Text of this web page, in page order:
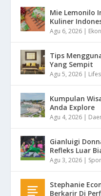
Mie Lemonilo
Kuliner
Agu 6, 2026 |
Tips
Yang Sempit
Agu 5, 2026 |
Kumpulan
Anda Explore
Agu 4, 2026 |
Gianluigi
Refleks Luar
Agu 3, 2026 |
Stephanie
Berkarir Di